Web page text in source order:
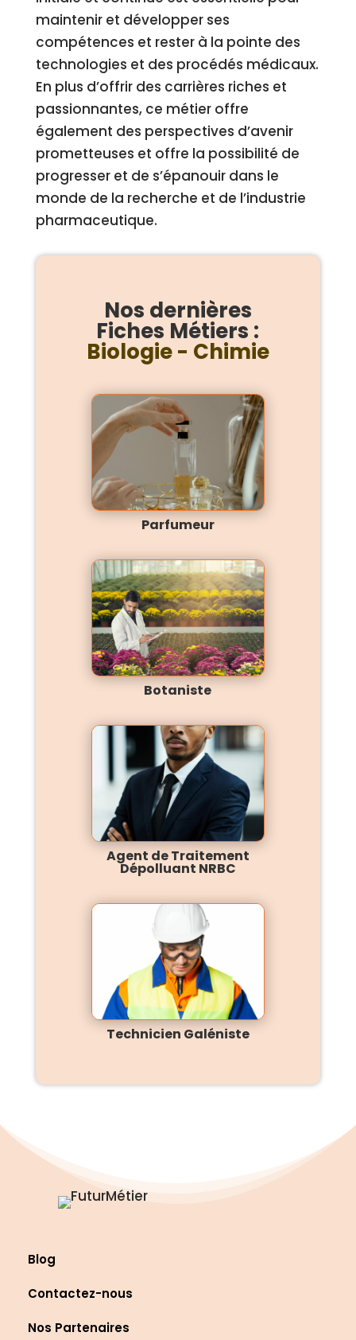
maintenir et développer ses
compétences et rester à la pointe des
technologies et des procédés médicaux.
En plus d’offrir des carrières riches et
passionnantes, ce métier offre
également des perspectives d’avenir
prometteuses et offre la possibilité de
progresser et de s’épanouir dans le
monde de la recherche et de l’industrie
pharmaceutique.
Nos dernières
Fiches Métiers :
Biologie - Chimie
Parfumeur
Botaniste
Agent de Traitement
Dépolluant NRBC
Technicien Galéniste
Blog
Contactez-nous
Nos Partenaires